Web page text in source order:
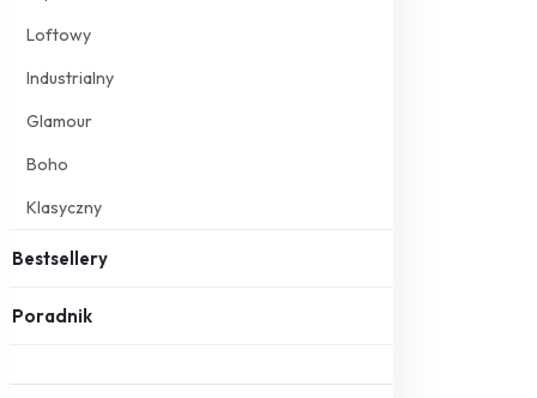
Loftowy
Industrialny
Glamour
Boho
Klasyczny
Bestsellery
Poradnik